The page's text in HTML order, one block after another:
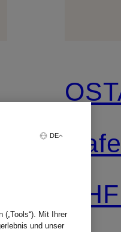
DE
(„Tools“). Mit Ihrer
und unser